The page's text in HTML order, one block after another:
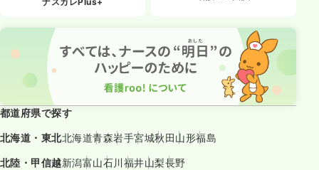
都道府県で探す
北海道・東北北海道青森岩手宮城秋田山形福島
北陸・甲信越新潟富山石川福井山梨長野